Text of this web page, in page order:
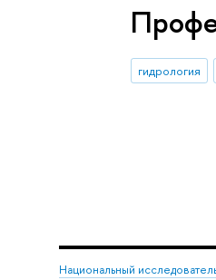
гидрология
Национальный